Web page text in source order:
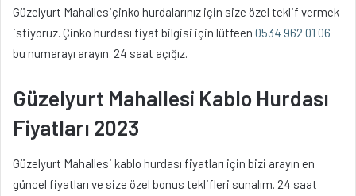
Güzelyurt Mahallesiçinko hurdalarınız için size özel teklif vermek
istiyoruz. Çinko hurdası fiyat bilgisi için lütfeen 0534 962 01 06
bu numarayı arayın. 24 saat açığız.
Güzelyurt Mahallesi Kablo Hurdası
Fiyatları 2023
Güzelyurt Mahallesi kablo hurdası fiyatları için bizi arayın en
güncel fiyatları ve size özel bonus teklifleri sunalım. 24 saat